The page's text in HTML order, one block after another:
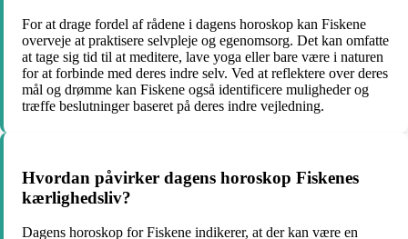
For at drage fordel af rådene i dagens horoskop kan Fiskene
overveje at praktisere selvpleje og egenomsorg. Det kan omfatte
at tage sig tid til at meditere, lave yoga eller bare være i naturen
for at forbinde med deres indre selv. Ved at reflektere over deres
mål og drømme kan Fiskene også identificere muligheder og
træffe beslutninger baseret på deres indre vejledning.
Hvordan påvirker dagens horoskop Fiskenes
kærlighedsliv?
Dagens horoskop for Fiskene indikerer, at der kan være en